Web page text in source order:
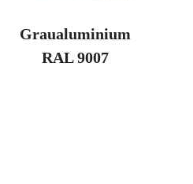
Graualuminium
RAL 9007